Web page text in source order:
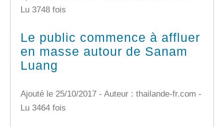
Lu 3748 fois
Le public commence à affluer
en masse autour de Sanam
Luang
Ajouté le 25/10/2017 - Auteur : thailande-fr.com -
Lu 3464 fois